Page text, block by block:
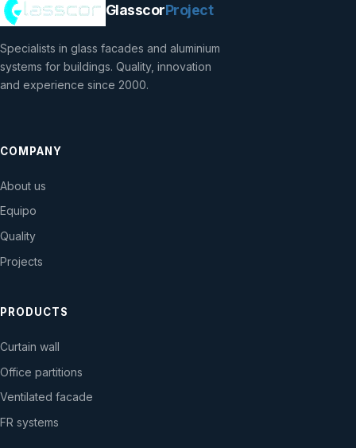
GlasscorProject
Specialists in glass facades and aluminium
systems for buildings. Quality, innovation
and experience since 2000.
COMPANY
About us
Equipo
Quality
Projects
PRODUCTS
Curtain wall
Office partitions
Ventilated facade
FR systems